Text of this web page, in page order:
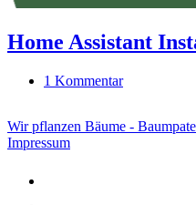
Home Assistant
1 Kommentar
Wir pflanzen Bäume -
Impressum